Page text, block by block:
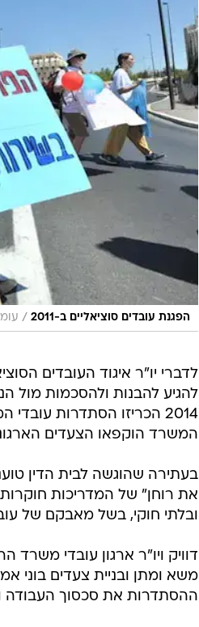
הפגנת עובדים סוציאליים ב-2011 /
לדברי יו"ר איגוד העובדים
להגיע להבנות ולהסכמות מול
2014 הכריזו הסתדרות
המשרד הוקפאו הצעדים
בעתירה שהוגשה לבית הדין
את רוחן" של המדריכות
ובלתי חוקי, בשל מאבקם של
דוויק ויו"ר ארגון עובדי
משא ומתן ובניית צעדים בוני
ההסתדרות את סכסוך העבודה